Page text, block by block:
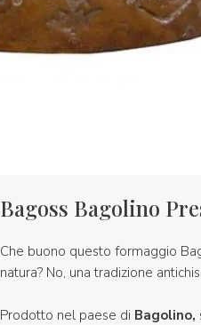
Bagoss Bagolino
Che buono questo formaggio
natura? No, una tradizione
Prodotto nel paese di Bagolino,